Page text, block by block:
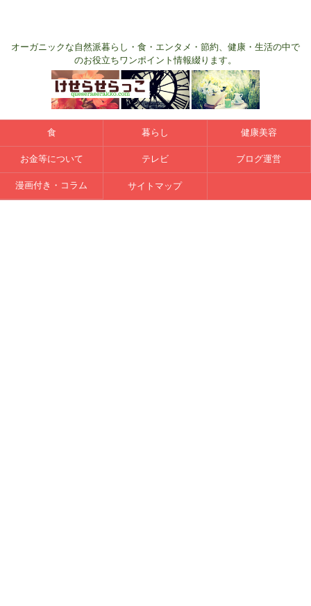
オーガニックな自然派暮らし・食・エンタメ・節約、健康・生活の中で
のお役立ちワンポイント情報綴ります。
食 暮らし 健康美容
お金等について テレビ ブログ運営
漫画付き・コラム サイトマップ